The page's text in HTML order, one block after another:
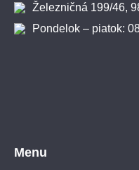
Železničná 199/46,
Pondelok – piatok:
Menu